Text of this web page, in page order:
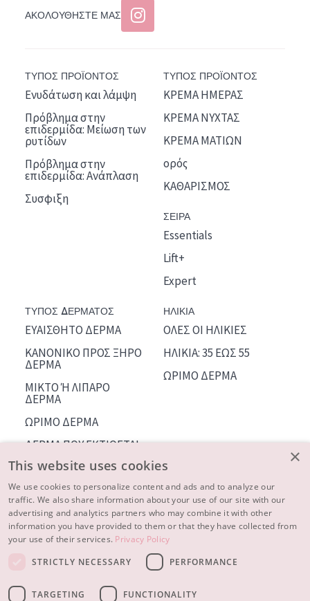
ΑΚΟΛΟΥΘΉΣΤΕ ΜΑΣ
ΤΥΠΟΣ ΠΡΟΪΟΝΤΟΣ
Ενυδάτωση και λάμψη
Πρόβλημα στην
επιδερμίδα: Μείωση των
ρυτίδων
Πρόβλημα στην
επιδερμίδα: Ανάπλαση
Συσφιξη
ΤΥΠΟΣ ΠΡΟΪΟΝΤΟΣ
ΚΡΕΜΑ ΗΜΕΡΑΣ
ΚΡΕΜΑ ΝΥΧΤΑΣ
ΚΡΕΜΑ ΜΑΤΙΩΝ
ορός
ΚΑΘΑΡΙΣΜΟΣ
ΣΕΙΡΑ
Essentials
Lift+
Expert
ΤΥΠΟΣ ΔΕΡΜΑΤΟΣ
ΕΥΑΙΣΘΗΤΟ ΔΕΡΜΑ
ΚΑΝΟΝΙΚΟ ΠΡΟΣ ΞΗΡΟ
ΔΕΡΜΑ
ΜΙΚΤΟ Ή ΛΙΠΑΡΟ
ΔΕΡΜΑ
ΩΡΙΜΟ ΔΕΡΜΑ
ΔΕΡΜΑ ΠΟΥ ΕΚΤΙΘΕΤΑΙ
ΗΛΙΚΙΑ
ΟΛΕΣ ΟΙ ΗΛΙΚΙΕΣ
ΗΛΙΚΙΑ: 35 ΕΩΣ 55
ΩΡΙΜΟ ΔΕΡΜΑ
ΠΛΗΡΟΦΟΡΙΕΣ ΓΙΑ
ΕΜΑΣ
ΣΥΜΒΟΥΛΕΣ ΟΜΟΡΦΙΑΣ
© 2023 - 2026 Diadermine
×
This website uses cookies
We use cookies to personalize content and ads and to analyze our
traffic. We also share information about your use of our site with our
advertising and analytics partners who may combine it with other
information you have provided to them or that they have collected from
your use of their services. Privacy Policy
STRICTLY NECESSARY
PERFORMANCE
TARGETING FUNCTIONALITY